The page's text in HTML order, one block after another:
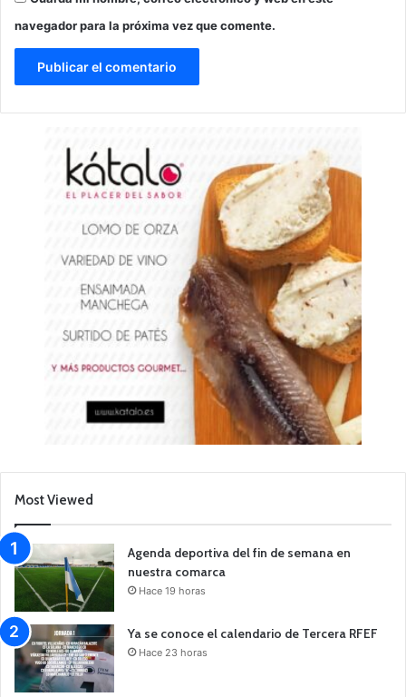
navegador para la próxima vez que comente.
Most Viewed
Agenda deportiva del fin de semana en
nuestra comarca
Hace 19 horas
Ya se conoce el calendario de Tercera RFEF
Hace 23 horas